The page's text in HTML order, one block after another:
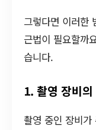
그렇다면 이러한
근법이 필요할까
습니다.
1. 촬영 장비
촬영 중인 장비